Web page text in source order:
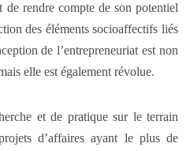
rendre compte de son potentiel
des éléments socioaffectifs liés
de l’entrepreneuriat est non
elle est également révolue.
et de pratique sur le terrain
d’affaires ayant le plus de